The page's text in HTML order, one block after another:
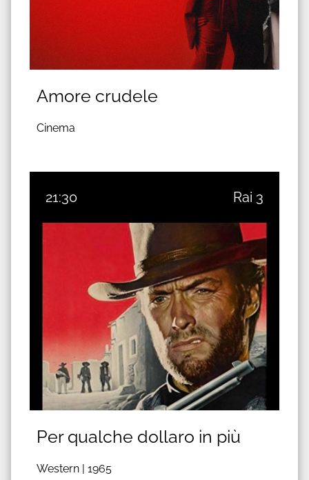
Amore crudele
Cinema
21:30 Rai 3
Per qualche dollaro in più
Western | 1965